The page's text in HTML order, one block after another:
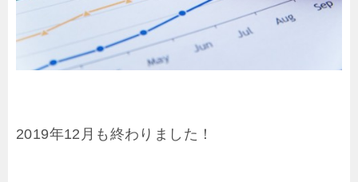
2019年12月も終わりました！